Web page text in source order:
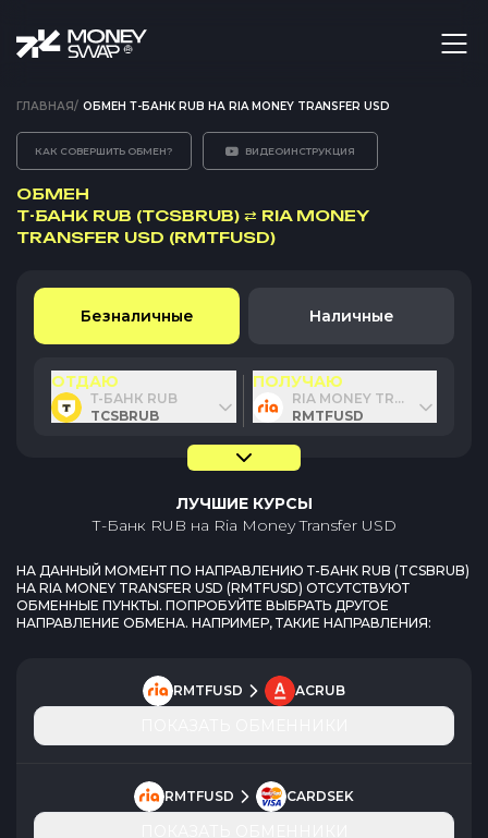
ГЛАВНАЯ/ ОБМЕН Т-БАНК RUB НА RIA MONEY TRANSFER USD
КАК СОВЕРШИТЬ ОБМЕН? ВИДЕОИНСТРУКЦИЯ
ОБМЕН
Т-БАНК RUB (TCSBRUB) ⇄ RIA MONEY
TRANSFER USD (RMTFUSD)
Безналичные Наличные
ОТДАЮ
Т-БАНК RUB
TCSBRUB
ПОЛУЧАЮ
RIA MONEY TRANSFER USD
RMTFUSD
ЛУЧШИЕ КУРСЫ
Т-Банк RUB на Ria Money Transfer USD
НА ДАННЫЙ МОМЕНТ ПО НАПРАВЛЕНИЮ Т-БАНК RUB (TCSBRUB)
НА RIA MONEY TRANSFER USD (RMTFUSD) ОТСУТСТВУЮТ
ОБМЕННЫЕ ПУНКТЫ. ПОПРОБУЙТЕ ВЫБРАТЬ ДРУГОЕ
НАПРАВЛЕНИЕ ОБМЕНА. НАПРИМЕР, ТАКИЕ НАПРАВЛЕНИЯ:
RMTFUSD ACRUB
RMTFUSD CARDSEK